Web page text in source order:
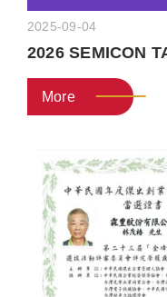
2025-09-04
2026 SEMICON
More